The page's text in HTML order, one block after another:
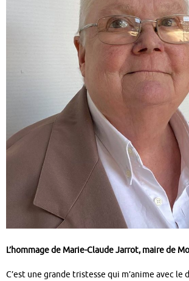
L’hommage de Marie-Claude Jarrot, maire de
C’est une grande tristesse qui m’anime avec le